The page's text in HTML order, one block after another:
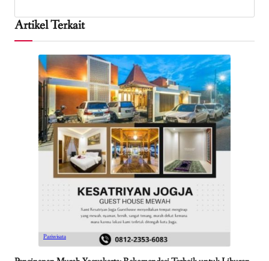
Artikel Terkait
Pariwisata